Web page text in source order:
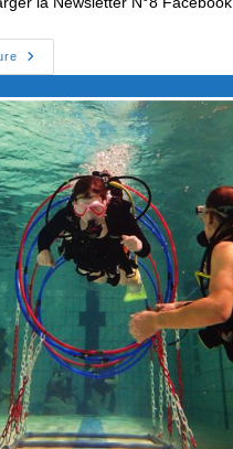
Newsletter
N°8